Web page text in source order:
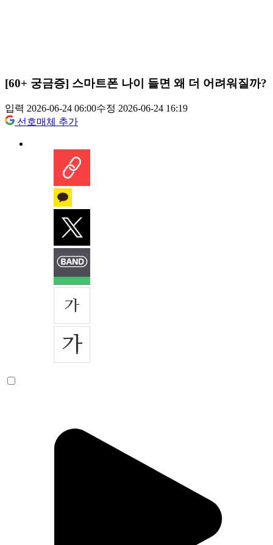
[60+ 궁금증] 스마트폰 나이 들면 왜 더 어려워질까?
입력 2026-06-24 06:00수정 2026-06-24 16:19
선호매체 추가